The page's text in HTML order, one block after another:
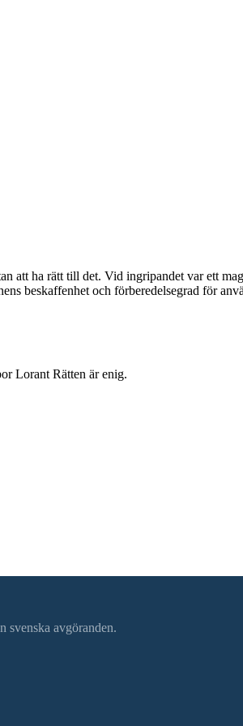
ha rätt till det. Vid ingripandet var ett
beskaffenhet och förberedelsegrad för
Lorant Rätten är enig.
svenska avgöranden.